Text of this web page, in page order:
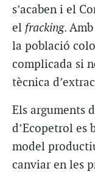
s’acaben i el
el fracking.
la població
complicada si
tècnica
Els arguments
d’Ecopetrol es
model
canviar en les